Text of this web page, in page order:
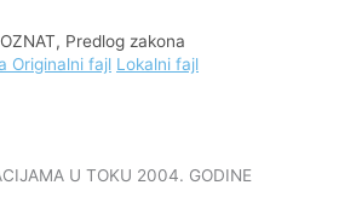
, Predlog zakona
Originalni fajl Lokalni fajl
U TOKU 2004. GODINE